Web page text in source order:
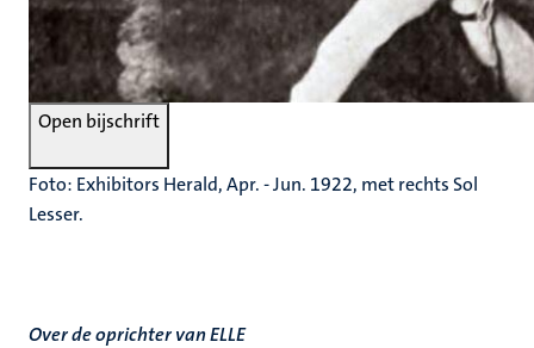
Open bijschrift
Foto: Exhibitors Herald, Apr. - Jun. 1922, met rechts Sol
Lesser.
Over de oprichter van ELLE